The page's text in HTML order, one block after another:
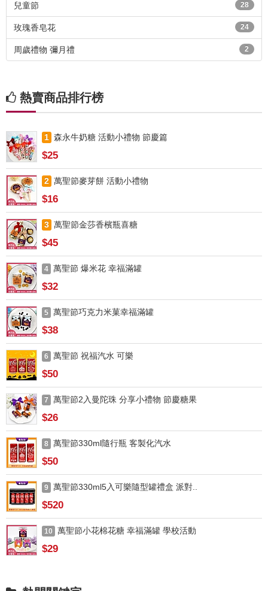
兒童節 28
玫瑰香皂花 24
周歲禮物 彌月禮 2
熱賣商品排行榜
1 森永牛奶糖 活動小禮物 節慶篇
$25
2 萬聖節麥芽餅 活動小禮物
$16
3 萬聖節金莎香檳瓶喜糖
$45
4 萬聖節 爆米花 幸福滿罐
$32
5 萬聖節巧克力米菓幸福滿罐
$38
6 萬聖節 祝福汽水 可樂
$50
7 萬聖節2入曼陀珠 分享小禮物 節慶糖果
$26
8 萬聖節330ml隨行瓶 客製化汽水
$50
9 萬聖節330ml5入可樂隨型罐禮盒 派對..
$520
10 萬聖節小花棉花糖 幸福滿罐 學校活動
$29